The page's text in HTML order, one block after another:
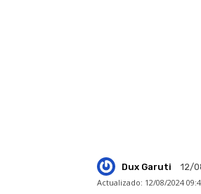
Dux Garuti
12/
Actualizado: 12/08/2024